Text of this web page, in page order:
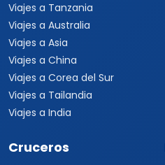
Viajes a Tanzania
Viajes a Australia
Viajes a Asia
Viajes a China
Viajes a Corea del Sur
Viajes a Tailandia
Viajes a India
Cruceros